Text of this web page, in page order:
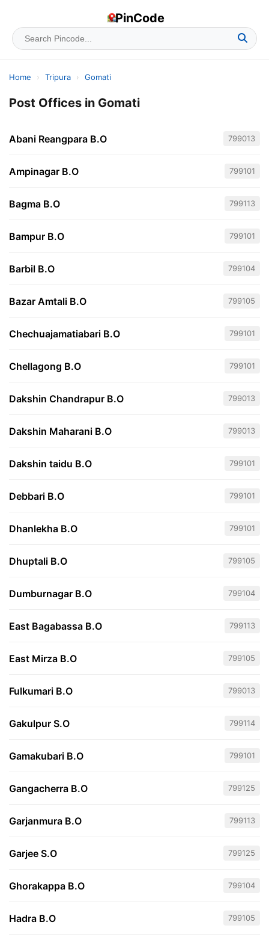
PinCode
Home › Tripura › Gomati
Post Offices in Gomati
Abani Reangpara B.O 799013
Ampinagar B.O 799101
Bagma B.O 799113
Bampur B.O 799101
Barbil B.O 799104
Bazar Amtali B.O 799105
Chechuajamatiabari B.O 799101
Chellagong B.O 799101
Dakshin Chandrapur B.O 799013
Dakshin Maharani B.O 799013
Dakshin taidu B.O 799101
Debbari B.O 799101
Dhanlekha B.O 799101
Dhuptali B.O 799105
Dumburnagar B.O 799104
East Bagabassa B.O 799113
East Mirza B.O 799105
Fulkumari B.O 799013
Gakulpur S.O 799114
Gamakubari B.O 799101
Gangacherra B.O 799125
Garjanmura B.O 799113
Garjee S.O 799125
Ghorakappa B.O 799104
Hadra B.O 799105